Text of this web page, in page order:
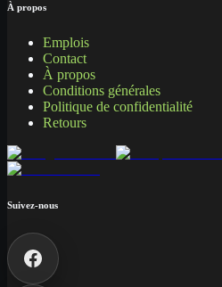
À propos
Emplois
Contact
À propos
Conditions générales
Politique de confidentialité
Retours
Suivez-nous